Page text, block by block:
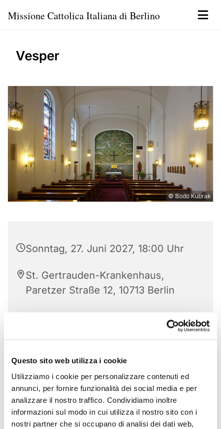
Questo sito web utilizza i cookie
Utilizziamo i cookie per personalizzare contenuti ed
annunci, per fornire funzionalità dei social media e per
analizzare il nostro traffico. Condividiamo inoltre
informazioni sul modo in cui utilizza il nostro sito con i
nostri partner che si occupano di analisi dei dati web,
Missione Cattolica Italiana di Berlino
Vesper
© Bodo Kubrak
Sonntag, 27. Juni 2027, 18:00 Uhr
St. Gertrauden-Krankenhaus,
Paretzer Straße 12, 10713 Berlin